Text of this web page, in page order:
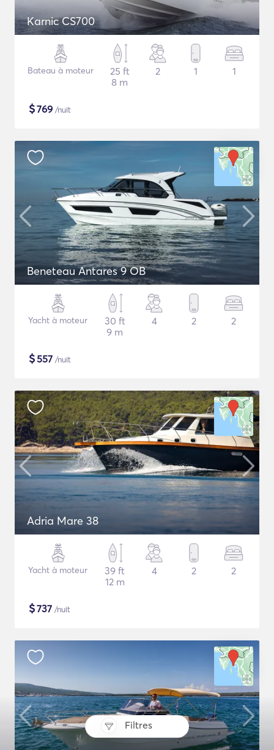
Filtres
Karnic CS700
Bateau à moteur
25 ft
8 m
2 1 1
$769 /nuit
Beneteau Antares 9 OB
Yacht à moteur
30 ft
9 m
4 2 2
$557 /nuit
Adria Mare 38
Yacht à moteur
39 ft
12 m
4 2 2
$737 /nuit